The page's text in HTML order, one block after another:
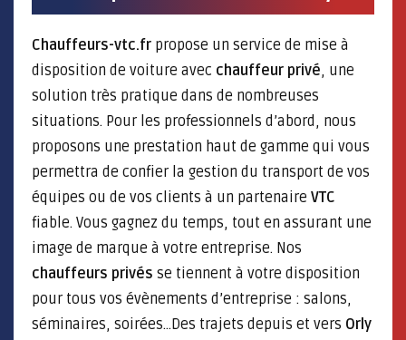
Chauffeurs-vtc.fr propose un service de mise à
disposition de voiture avec chauffeur privé, une
solution très pratique dans de nombreuses
situations. Pour les professionnels d’abord, nous
proposons une prestation haut de gamme qui vous
permettra de confier la gestion du transport de vos
équipes ou de vos clients à un partenaire VTC
fiable. Vous gagnez du temps, tout en assurant une
image de marque à votre entreprise. Nos
chauffeurs privés se tiennent à votre disposition
pour tous vos évènements d’entreprise : salons,
séminaires, soirées…Des trajets depuis et vers Orly